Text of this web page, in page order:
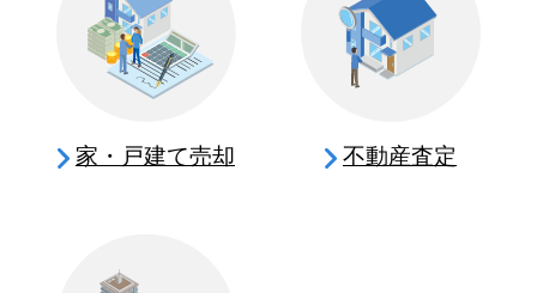
家・戸建て売却 不動産査定